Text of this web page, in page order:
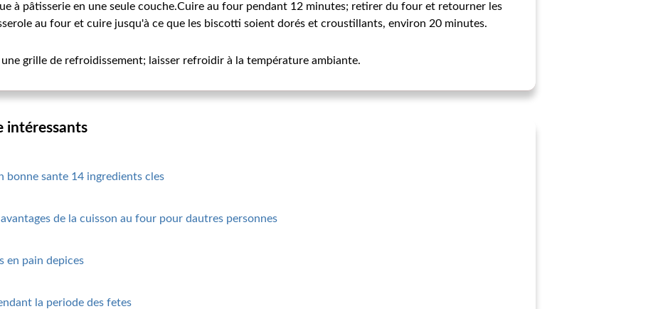
à pâtisserie en une seule couche.Cuire au four pendant 12 minutes; retirer du four et retourner les
au four et cuire jusqu'à ce que les biscotti soient dorés et croustillants, environ 20 minutes.
grille de refroidissement; laisser refroidir à la température ambiante.
intéressants
bonne sante 14 ingredients cles
de la cuisson au four pour dautres personnes
en pain depices
la periode des fetes